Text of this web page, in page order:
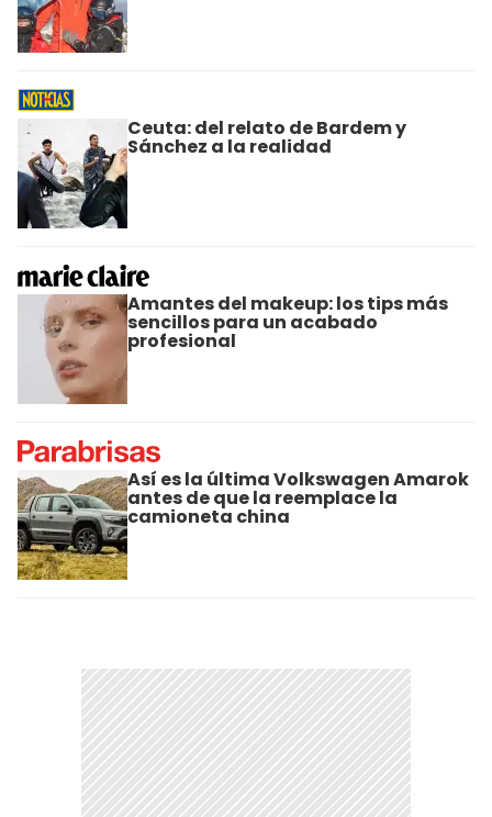
Ceuta: del relato de Bardem y
Sánchez a la realidad
Amantes del makeup: los tips más
sencillos para un acabado
profesional
Así es la última Volkswagen Amarok
antes de que la reemplace la
camioneta china